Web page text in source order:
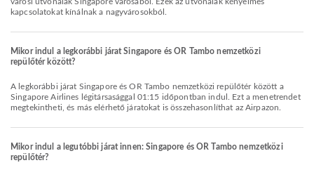
kapcsolatokat kínálnak a nagyvárosokból.
Mikor indul a legkorábbi járat Singapore és OR Tambo nemzetközi
repülőtér között?
A legkorábbi járat Singapore és OR Tambo nemzetközi repülőtér között a
Singapore Airlines légitársasággal 01:15 időpontban indul. Ezt a menetrendet
megtekintheti, és más elérhető járatokat is összehasonlíthat az Airpazon.
Mikor indul a legutóbbi járat innen: Singapore és OR Tambo nemzetközi
repülőtér?